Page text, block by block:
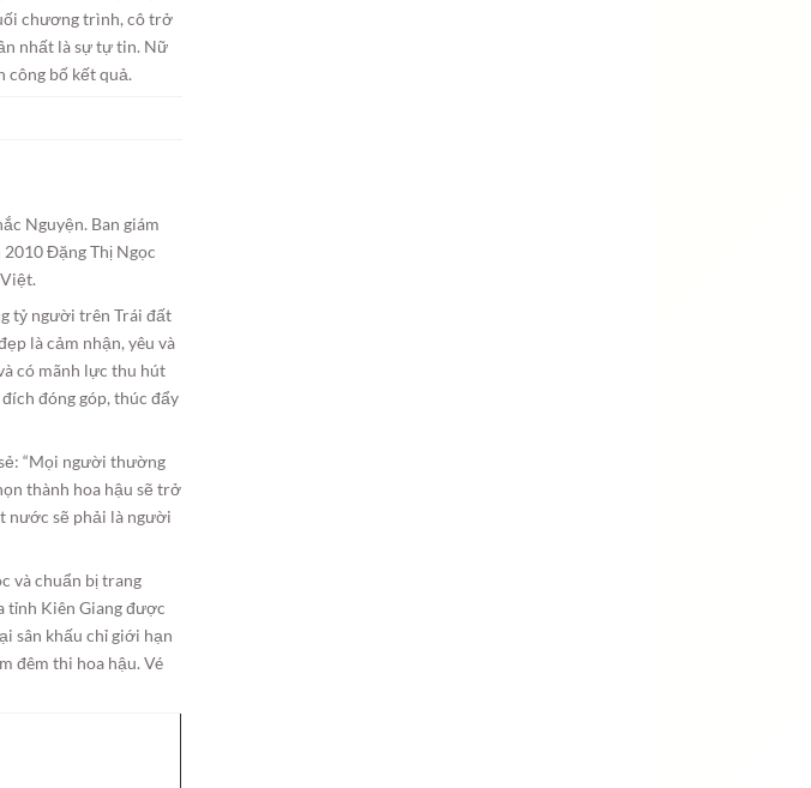
chương trình, cô trở
nhất là sự tự tin. Nữ
công bố kết quả.
Nguyện. Ban giám
Đặng Thị Ngọc
tỷ người trên Trái đất
là cảm nhận, yêu và
có mãnh lực thu hút
đóng góp, thúc đẩy
“Mọi người thường
thành hoa hậu sẽ trở
nước sẽ phải là người
và chuẩn bị trang
tỉnh Kiên Giang được
sân khấu chỉ giới hạn
đêm thi hoa hậu. Vé